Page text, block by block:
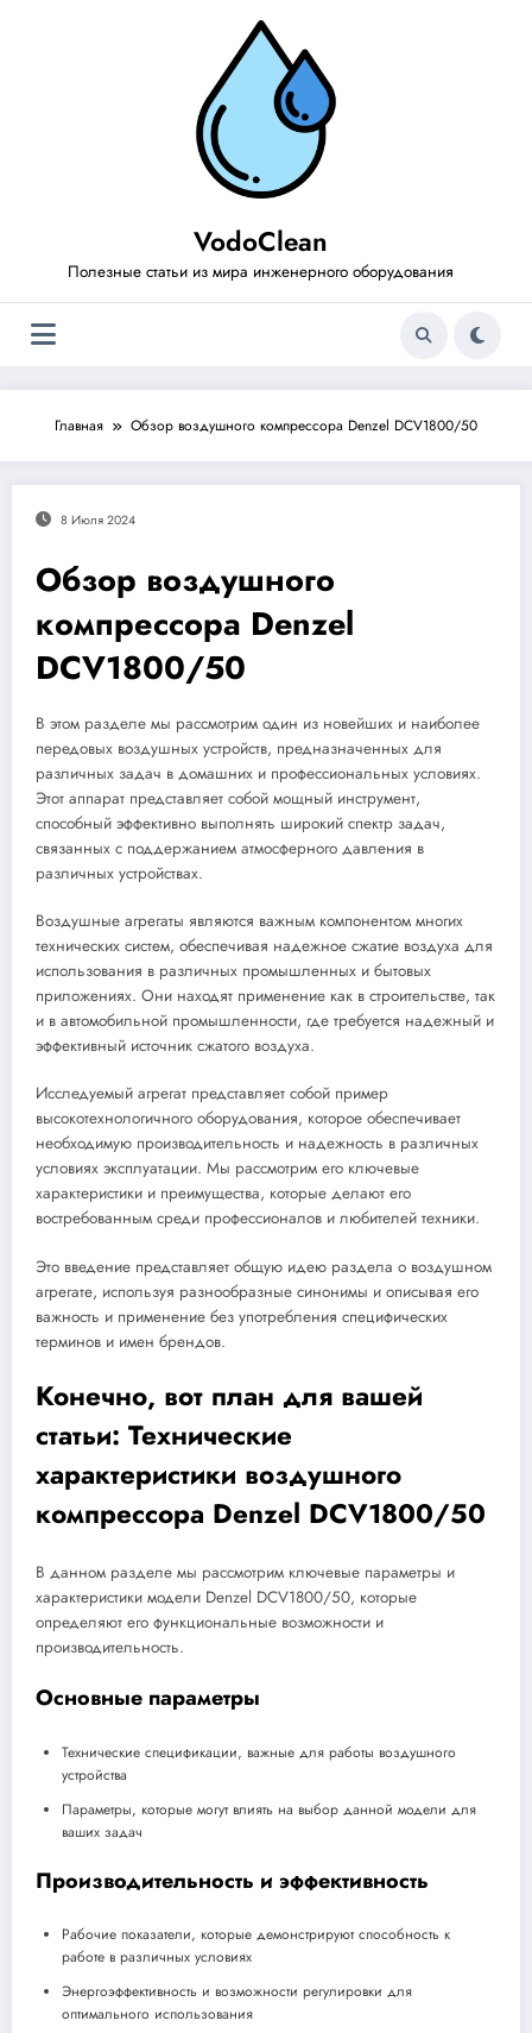
VodoClean
Полезные статьи из мира инженерного оборудования
Главная Обзор воздушного компрессора Denzel DCV1800/50
8 Июля 2024
Обзор воздушного
компрессора Denzel
DCV1800/50
В этом разделе мы рассмотрим один из новейших и наиболее
передовых воздушных устройств, предназначенных для
различных задач в домашних и профессиональных условиях.
Этот аппарат представляет собой мощный инструмент,
способный эффективно выполнять широкий спектр задач,
связанных с поддержанием атмосферного давления в
различных устройствах.
Воздушные агрегаты являются важным компонентом многих
технических систем, обеспечивая надежное сжатие воздуха для
использования в различных промышленных и бытовых
приложениях. Они находят применение как в строительстве, так
и в автомобильной промышленности, где требуется надежный и
эффективный источник сжатого воздуха.
Исследуемый агрегат представляет собой пример
высокотехнологичного оборудования, которое обеспечивает
необходимую производительность и надежность в различных
условиях эксплуатации. Мы рассмотрим его ключевые
характеристики и преимущества, которые делают его
востребованным среди профессионалов и любителей техники.
Это введение представляет общую идею раздела о воздушном
агрегате, используя разнообразные синонимы и описывая его
важность и применение без употребления специфических
терминов и имен брендов.
Конечно, вот план для вашей
статьи: Технические
характеристики воздушного
компрессора Denzel DCV1800/50
В данном разделе мы рассмотрим ключевые параметры и
характеристики модели Denzel DCV1800/50, которые
определяют его функциональные возможности и
производительность.
Основные параметры
Технические спецификации, важные для работы воздушного
устройства
Параметры, которые могут влиять на выбор данной модели для
ваших задач
Производительность и эффективность
Рабочие показатели, которые демонстрируют способность к
работе в различных условиях
Энергоэффективность и возможности регулировки для
оптимального использования